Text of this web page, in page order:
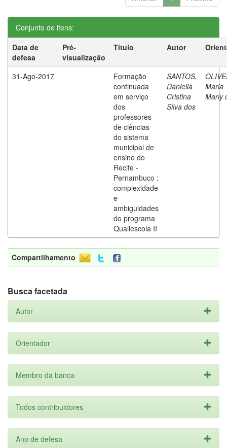
Conjunto de itens:
Data de
defesa
Pré-
visualização
Título Autor
31-Ago-2017
Formação
continuada
em serviço
dos
professores
de ciências
do sistema
municipal de
ensino do
Recife -
Pernambuco :
complexidade
e
ambiguidades
do programa
Qualiescola II
SANTOS,
Daniella
Cristina
Silva dos
Maria
Marly
Compartilhamento
Busca facetada
Autor
Orientador
Membro da banca
Todos contribuidores
Ano de defesa